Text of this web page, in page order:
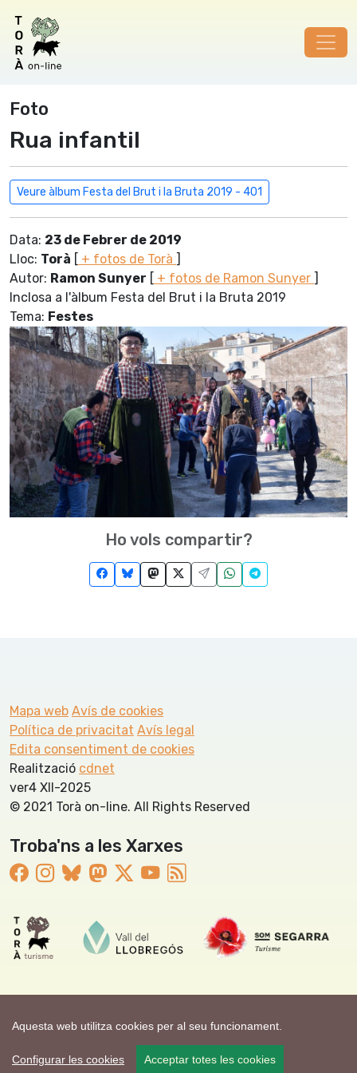
Aquesta web utilitza cookies per al seu funcionament.
Configurar les cookies Acceptar totes les cookies
Foto
Rua infantil
Veure àlbum Festa del Brut i la Bruta 2019 - 401
Data: 23 de Febrer de 2019
Lloc: Torà [ + fotos de Torà ]
Autor: Ramon Sunyer [ + fotos de Ramon Sunyer ]
Inclosa a l'àlbum Festa del Brut i la Bruta 2019
Tema: Festes
Ho vols compartir?
Mapa web Avís de cookies
Política de privacitat Avís legal
Edita consentiment de cookies
Realització cdnet
ver4 XII-2025
© 2021 Torà on-line. All Rights Reserved
Troba'ns a les Xarxes